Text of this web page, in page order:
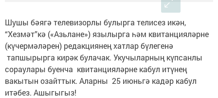
Шушы бәягә телевизорлы булырга телисез икән,
“Хезмәт”кә («Азьлане») язылырга һәм квитанцияләрне
(күчермәләрен) редакциянең хатлар бүлегенә
тапшырырга кирәк булачак. Укучыларның күпсанлы
сораулары буенча квитанцияләрне кабул итүнең
вакытын озайттык. Аларны 25 июньгә кадәр кабул
итәбез. Ашыгыгыз!